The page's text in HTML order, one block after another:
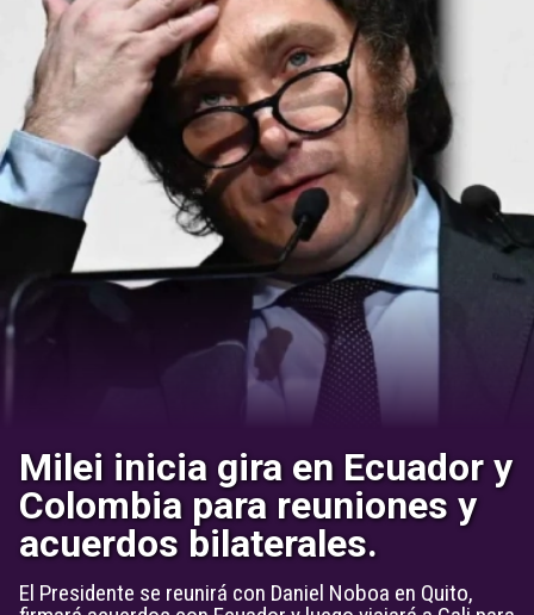
Milei inicia gira en Ecuador y
Colombia para reuniones y
acuerdos bilaterales.
El Presidente se reunirá con Daniel Noboa en Quito,